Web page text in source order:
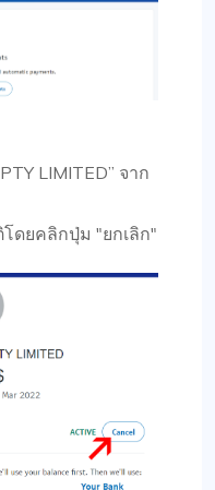
LIMITED” จาก
ดยคลิกปุ่ม "ยกเลิก"